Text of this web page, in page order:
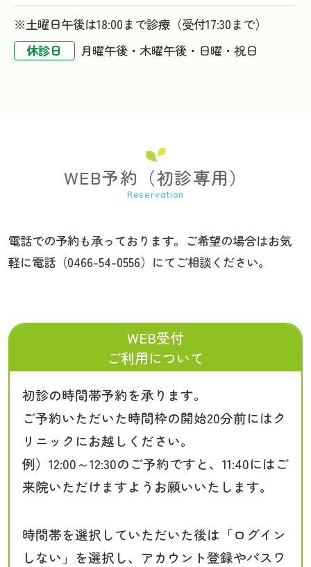
※土曜日午後は18:00まで診療（受付17:30まで）
休診日
月曜午後・木曜午後・日曜・祝日
WEB予約（初診専用）
電話での予約も承っております。ご希望の場合はお気
軽に電話（0466-54-0556）にてご相談ください。
WEB受付
ご利用について
初診の時間帯予約を承ります。
ご予約いただいた時間枠の開始20分前にはク
リニックにお越しください。
例）12:00～12:30のご予約ですと、11:40にはご
来院いただけますようお願いいたします。
時間帯を選択していただいた後は「ログイン
しない」を選択し、アカウント登録やパスワ